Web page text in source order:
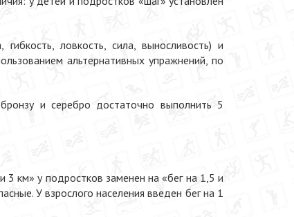
ловкость, сила, выносливость) и
альтернативных упражнений, по
и серебро достаточно выполнить 5
3 км» у подростков заменен на «бег на 1,5 и
У взрослого населения введен бег на 1